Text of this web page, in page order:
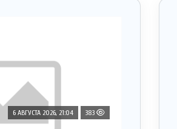
6 АВГУСТА 2026, 21:04 383